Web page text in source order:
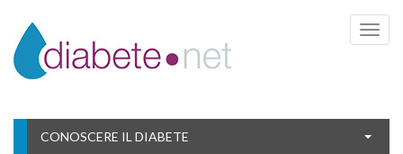
Toggle
CONOSCERE IL DIABETE